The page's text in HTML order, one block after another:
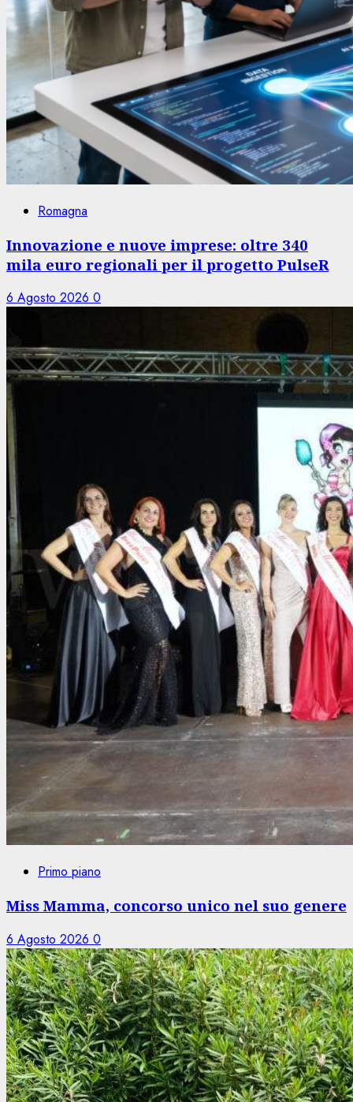
Romagna
Innovazione e nuove imprese: oltre 340
mila euro regionali per il progetto PulseR
6 Agosto 2026 0
Primo piano
Miss Mamma, concorso unico nel suo genere
6 Agosto 2026 0